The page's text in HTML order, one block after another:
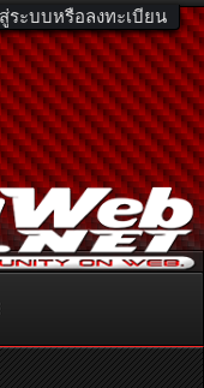
ระบบหรือลงทะเบียน
รือโทร. 081-811-1138
ม คลิกที่นี่